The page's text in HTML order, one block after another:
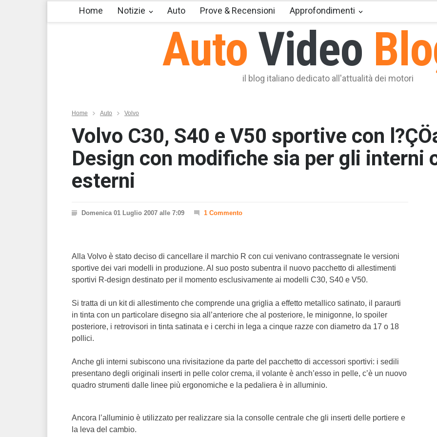
Auto Video
il blog italiano dedicato all'attualità dei motori
Home Notizie Auto Prove & Recensioni Approfondimenti
Home Auto Volvo
Volvo C30, S40 e V50 sportive con
Design con modifiche sia per gli interni
esterni
Domenica 01 Luglio 2007 alle 7:09 1 Commento
Alla Volvo è stato deciso di cancellare il marchio R con cui venivano contrassegnate le versioni
sportive dei vari modelli in produzione. Al suo posto subentra il nuovo pacchetto di allestimenti
sportivi R-design destinato per il momento esclusivamente ai modelli C30, S40 e V50.
Si tratta di un kit di allestimento che comprende una griglia a effetto metallico satinato, il paraurti
in tinta con un particolare disegno sia all’anteriore che al posteriore, le minigonne, lo spoiler
posteriore, i retrovisori in tinta satinata e i cerchi in lega a cinque razze con diametro da 17 o 18
pollici.
Anche gli interni subiscono una rivisitazione da parte del pacchetto di accessori sportivi: i sedili
presentano degli originali inserti in pelle color crema, il volante è anch’esso in pelle, c’è un nuovo
quadro strumenti dalle linee più ergonomiche e la pedaliera è in alluminio.
Ancora l’alluminio è utilizzato per realizzare sia la consolle centrale che gli inserti delle portiere e
la leva del cambio.